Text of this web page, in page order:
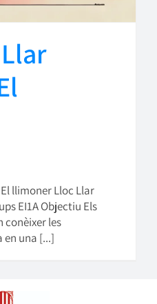
llimoner Lloc Llar
EI1A Objectiu Els
conèixer les
en una [...]